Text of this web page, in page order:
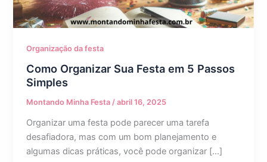
Organização da festa
Como Organizar Sua Festa em 5 Passos
Simples
Montando Minha Festa/abril 16, 2025
Organizar uma festa pode parecer uma tarefa
desafiadora, mas com um bom planejamento e
algumas dicas práticas, você pode organizar […]